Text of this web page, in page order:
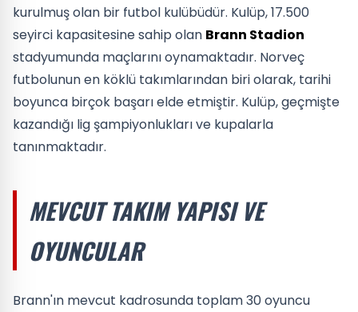
kurulmuş olan bir futbol kulübüdür. Kulüp, 17.500
seyirci kapasitesine sahip olan Brann Stadion
stadyumunda maçlarını oynamaktadır. Norveç
futbolunun en köklü takımlarından biri olarak, tarihi
boyunca birçok başarı elde etmiştir. Kulüp, geçmişte
kazandığı lig şampiyonlukları ve kupalarla
tanınmaktadır.
MEVCUT TAKIM YAPISI VE
OYUNCULAR
Brann'ın mevcut kadrosunda toplam 30 oyuncu